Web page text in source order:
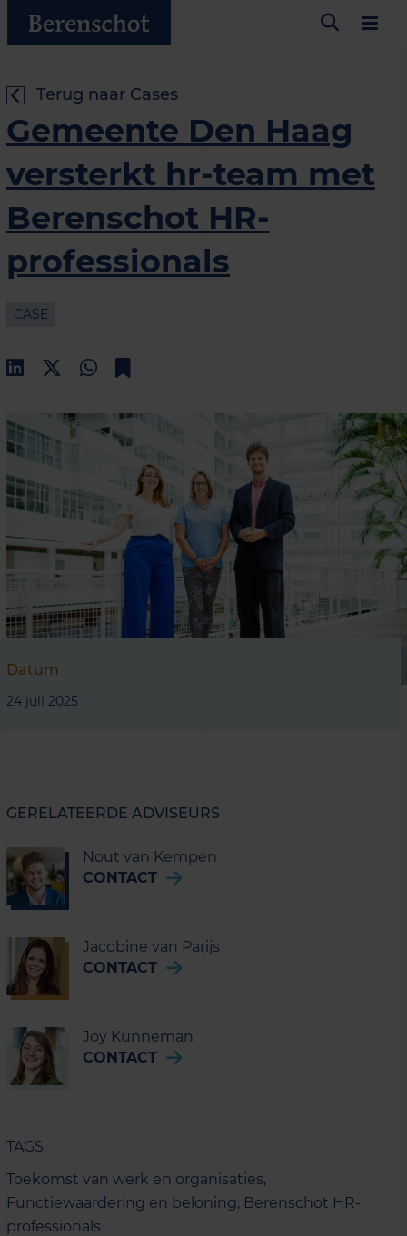
Terug naar Cases
Gemeente Den Haag
versterkt hr-team met
Berenschot HR-
professionals
CASE
Datum
24 juli 2025
GERELATEERDE ADVISEURS
Nout van Kempen
CONTACT
Jacobine van Parijs
CONTACT
Joy Kunneman
CONTACT
TAGS
Toekomst van werk en organisaties,
Functiewaardering en beloning, Berenschot HR-
professionals